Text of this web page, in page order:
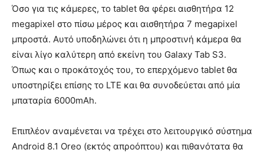
Όσο για τις κάμερες, το tablet θα φέρει αισθητήρα 12
megapixel στο πίσω μέρος και αισθητήρα 7 megapixel
μπροστά. Αυτό υποδηλώνει ότι η μπροστινή κάμερα θα
είναι λίγο καλύτερη από εκείνη του Galaxy Tab S3.
Όπως και ο προκάτοχός του, το επερχόμενο tablet θα
υποστηρίξει επίσης το LTE και θα συνοδεύεται από μία
μπαταρία 6000mAh.
Επιπλέον αναμένεται να τρέχει στο λειτουργικό σύστημα
Android 8.1 Oreo (εκτός απροόπτου) και πιθανότατα θα